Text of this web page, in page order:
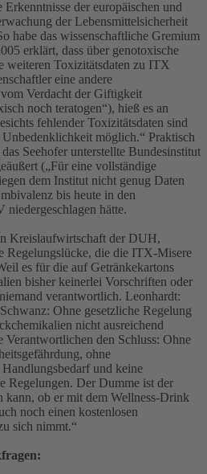
der europäischen und
der Lebensmittelsicherheit
habe das wissenschaftliche Gremium
erklärt, dass über genotoxische
weiteren Toxizitätsdaten zu ITX
eine andere
Verdacht der Giftigkeit
noch teratogen“), hieß es an
fehlender Toxizitätsdaten sind
möglich.“ Praktisch
Seehofer unterstellte Bundesinstitut
(„Für eine vollständige
dem Institut nicht genug Daten
bis heute in den
hätte.
Kreislaufwirtschaft der DUH,
Regelungslücke, die die ITX-Misere
es für die auf Getränkekartons
bisher keinerlei Vorschriften oder
verantwortlich. Leonhardt:
Ohne gesetzliche Regelung
nicht ausreichend
Verantwortlichen den Schluss: Ohne
ohne
und keine
Regelungen. Der Dumme ist der
kann, ob er mit dem Wellness-Drink
noch einen kostenlosen
sich nimmt.“